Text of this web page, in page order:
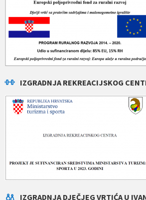
IZGRADNJA REKREACIJSKOG
IZGRADNJA DJEČJEG VRTIĆA U